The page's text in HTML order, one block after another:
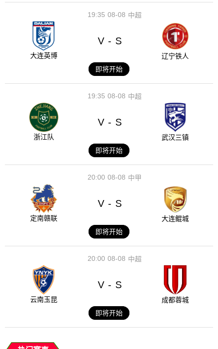
08-08
19:35 中超
大连英博
V - S
辽宁铁人
即将开始
08-08
19:35 中超
浙江队
V - S
武汉三镇
即将开始
08-08
20:00 中甲
定南赣联
V - S
大连鲲城
即将开始
08-08
20:00 中超
云南玉昆
V - S
成都蓉城
即将开始